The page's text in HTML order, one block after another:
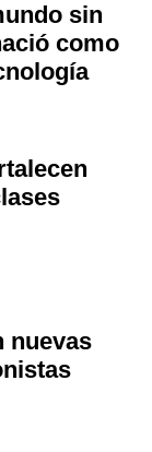
sin
como
nuevas